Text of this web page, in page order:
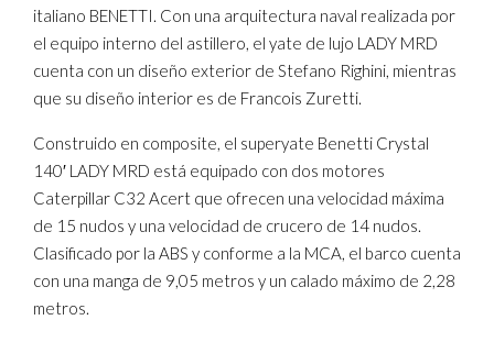
italiano BENETTI. Con una arquitectura naval realizada por
el equipo interno del astillero, el yate de lujo LADY MRD
cuenta con un diseño exterior de Stefano Righini, mientras
que su diseño interior es de Francois Zuretti.
Construido en composite, el superyate Benetti Crystal
140′ LADY MRD está equipado con dos motores
Caterpillar C32 Acert que ofrecen una velocidad máxima
de 15 nudos y una velocidad de crucero de 14 nudos.
Clasificado por la ABS y conforme a la MCA, el barco cuenta
con una manga de 9,05 metros y un calado máximo de 2,28
metros.